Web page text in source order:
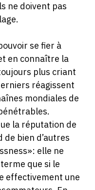
ne doivent pas
se fier à
en connaître la
plus criant
réagissent
mondiales de
la réputation de
de bien d’autres
elle ne
que si le
effectivement une